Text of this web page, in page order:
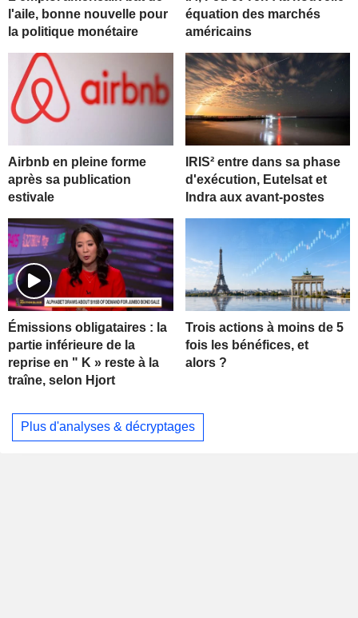
l'aile, bonne nouvelle pour
la politique monétaire
équation des marchés
américains
Airbnb en pleine forme
après sa publication
estivale
IRIS² entre dans sa phase
d'exécution, Eutelsat et
Indra aux avant-postes
Émissions obligataires : la
partie inférieure de la
reprise en " K » reste à la
traîne, selon Hjort
Trois actions à moins de 5
fois les bénéfices, et
alors ?
Plus d'analyses & décryptages